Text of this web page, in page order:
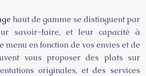
haut de gamme se distinguent par
savoir-faire, et leur capacité à
menu en fonction de vos envies et de
vous proposer des plats sur
originales, et des services